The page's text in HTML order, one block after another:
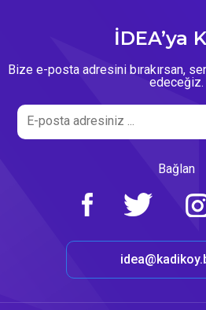
İDEA’ya
Bize e-posta adresini bırakırsan,
edeceğiz.
Bağlan